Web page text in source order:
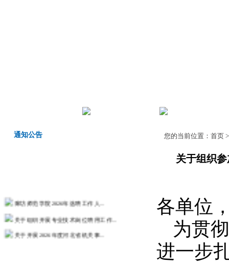
通知公告
廊坊师范学院2026年选聘工作人...
关于组织开展专业技术岗位聘用工作...
关于开展2026年度河北省机关事...
您的当前位置： 首页
关于组织
各单位
为贯
进一步